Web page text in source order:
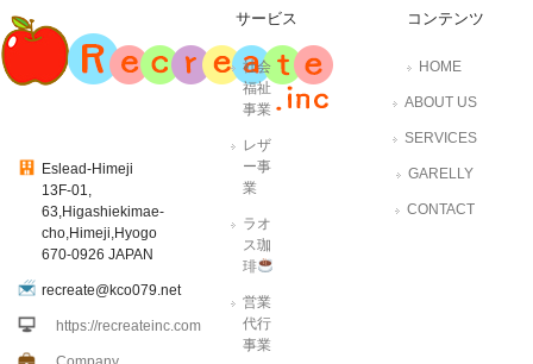
Eslead-Himeji
13F-01,
63,Higashiekimae-
cho,Himeji,Hyogo
670-0926 JAPAN
recreate@kco079.net
https://recreateinc.com
サービス
社会
福祉
事業
レザ
ー事
業
ラオ
ス珈
琲
営業
代行
事業
コンテンツ
HOME
ABOUT US
SERVICES
GARELLY
CONTACT